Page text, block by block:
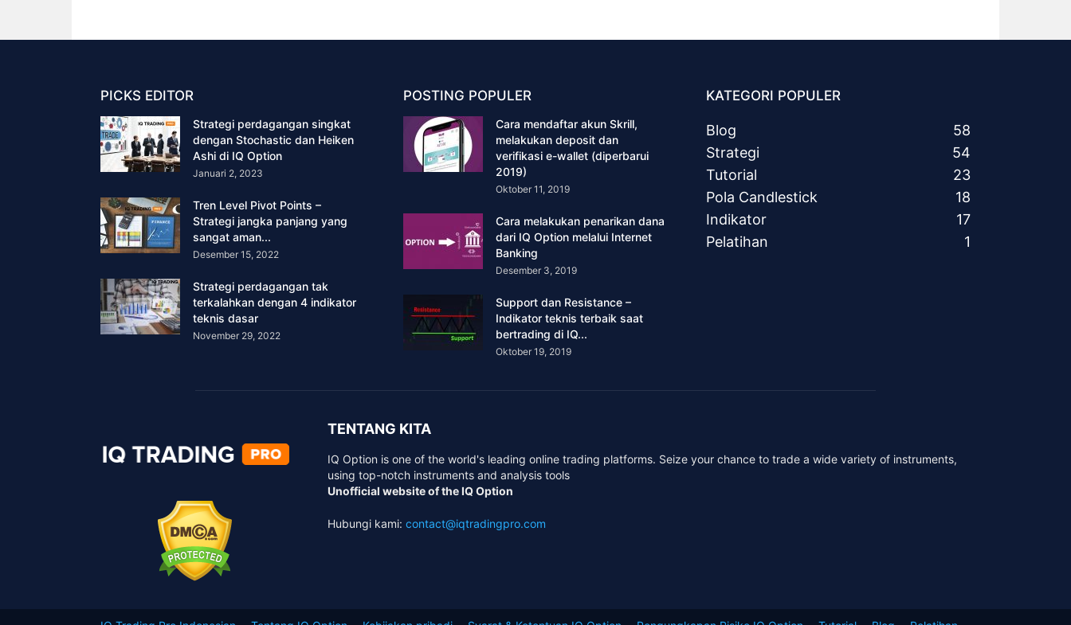
PICKS EDITOR
Strategi perdagangan singkat
dengan Stochastic dan Heiken
Ashi di IQ Option
Januari 2, 2023
Tren Level Pivot Points –
Strategi jangka panjang yang
sangat aman...
Desember 15, 2022
Strategi perdagangan tak
terkalahkan dengan 4 indikator
teknis dasar
November 29, 2022
POSTING POPULER
Cara mendaftar akun Skrill,
melakukan deposit dan
verifikasi e-wallet (diperbarui
2019)
Oktober 11, 2019
Cara melakukan penarikan dana
dari IQ Option melalui Internet
Banking
Desember 3, 2019
Support dan Resistance –
Indikator teknis terbaik saat
bertrading di IQ...
Oktober 19, 2019
KATEGORI POPULER
Blog
58
Strategi
54
Tutorial
23
Pola Candlestick
18
Indikator
17
Pelatihan
1
TENTANG KITA
IQ Option is one of the world's leading online trading platforms. Seize your chance to trade a wide variety of instruments,
using top-notch instruments and analysis tools
Unofficial website of the IQ Option
Hubungi kami: contact@iqtradingpro.com